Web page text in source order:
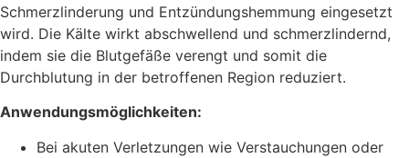
Schmerzlinderung und Entzündungshemmung eingesetzt
wird. Die Kälte wirkt abschwellend und schmerzlindernd,
indem sie die Blutgefäße verengt und somit die
Durchblutung in der betroffenen Region reduziert.
Anwendungsmöglichkeiten:
Bei akuten Verletzungen wie Verstauchungen oder